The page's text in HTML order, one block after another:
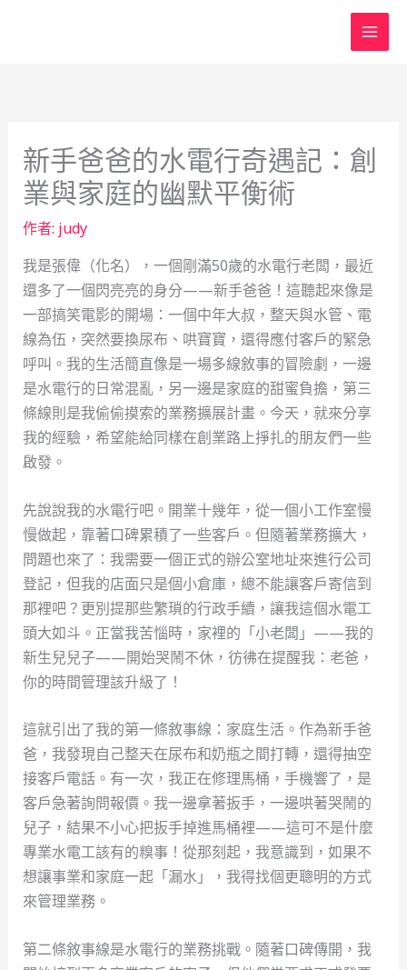
新手爸爸的水電行奇遇記：創
業與家庭的幽默平衡術
作者: judy
我是張偉（化名），一個剛滿50歲的水電行老闆，最近
還多了一個閃亮亮的身分——新手爸爸！這聽起來像是
一部搞笑電影的開場：一個中年大叔，整天與水管、電
線為伍，突然要換尿布、哄寶寶，還得應付客戶的緊急
呼叫。我的生活簡直像是一場多線敘事的冒險劇，一邊
是水電行的日常混亂，另一邊是家庭的甜蜜負擔，第三
條線則是我偷偷摸索的業務擴展計畫。今天，就來分享
我的經驗，希望能給同樣在創業路上掙扎的朋友們一些
啟發。
先說說我的水電行吧。開業十幾年，從一個小工作室慢
慢做起，靠著口碑累積了一些客戶。但隨著業務擴大，
問題也來了：我需要一個正式的辦公室地址來進行公司
登記，但我的店面只是個小倉庫，總不能讓客戶寄信到
那裡吧？更別提那些繁瑣的行政手續，讓我這個水電工
頭大如斗。正當我苦惱時，家裡的「小老闆」——我的
新生兒兒子——開始哭鬧不休，彷彿在提醒我：老爸，
你的時間管理該升級了！
這就引出了我的第一條敘事線：家庭生活。作為新手爸
爸，我發現自己整天在尿布和奶瓶之間打轉，還得抽空
接客戶電話。有一次，我正在修理馬桶，手機響了，是
客戶急著詢問報價。我一邊拿著扳手，一邊哄著哭鬧的
兒子，結果不小心把扳手掉進馬桶裡——這可不是什麼
專業水電工該有的糗事！從那刻起，我意識到，如果不
想讓事業和家庭一起「漏水」，我得找個更聰明的方式
來管理業務。
第二條敘事線是水電行的業務挑戰。隨著口碑傳開，我